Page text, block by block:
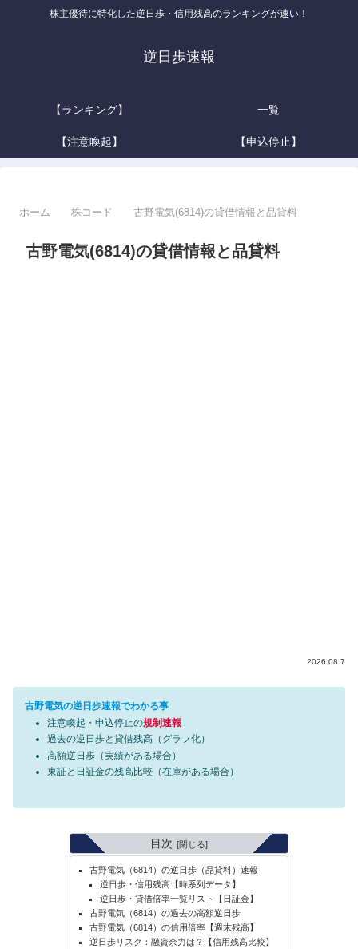
株主優待に特化した逆日歩・信用残高のランキングが速い！
逆日歩速報
【ランキング】 一覧
【注意喚起】 【申込停止】
ホーム 株コード 古野電気(6814)の貸借情報と品貸料
古野電気(6814)の貸借情報と品貸料
2026.08.7
古野電気の逆日歩速報でわかる事
注意喚起・申込停止の規制速報
過去の逆日歩と貸借残高（グラフ化）
高額逆日歩（実績がある場合）
東証と日証金の残高比較（在庫がある場合）
目次
古野電気（6814）の逆日歩（品貸料）速報
逆日歩・信用残高【時系列データ】
逆日歩・貸借倍率一覧リスト【日証金】
古野電気（6814）の過去の高額逆日歩
古野電気（6814）の信用倍率【週末残高】
逆日歩リスク：融資余力は？【信用残高比較】